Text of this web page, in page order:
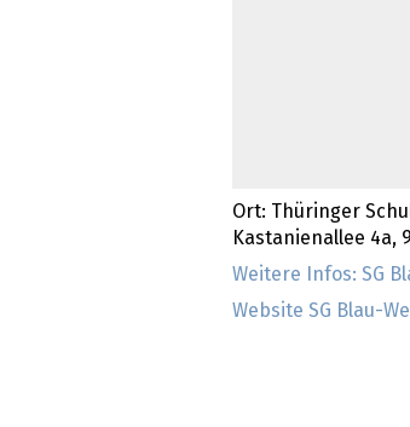
Ort: Thüringer
Kastanienallee 4a,
Weitere Infos: SG
Website SG Blau-